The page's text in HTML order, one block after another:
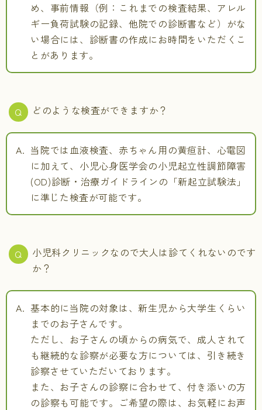
め、事前情報（例：これまでの検査結果、アレル
ギー負荷試験の記録、他院での診断書など）がな
い場合には、診断書の作成にお時間をいただくこ
とがあります。
どのような検査ができますか？
当院では血液検査、赤ちゃん用の黄疸計、心電図
に加えて、小児心身医学会の小児起立性調節障害
(OD)診断・治療ガイドラインの「新起立試験法」
に準じた検査が可能です。
小児科クリニックなので大人は診てくれないのです
か？
基本的に当院の対象は、新生児から大学生くらい
までのお子さんです。
ただし、お子さんの頃からの病気で、成人されて
も継続的な診察が必要な方については、引き続き
診察させていただいております。
また、お子さんの診察に合わせて、付き添いの方
の診察も可能です。ご希望の際は、お気軽にお声